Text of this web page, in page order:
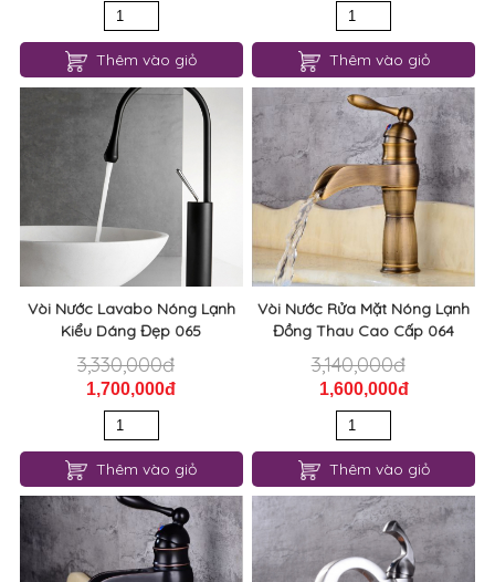
Vòi Rửa Lavabo Có Dây Rút
Cao Cấp 067
5,750,000đ
3,050,000đ
Thêm vào giỏ
Vòi Rửa Lavabo Có Dây Rút
Tiện Lợi 066
2,080,000đ
1,100,000đ
Thêm vào giỏ
Vòi Nước Lavabo Nóng Lạnh
Kiểu Dáng Đẹp 065
3,330,000đ
1,700,000đ
Vòi Nước Rửa Mặt Nóng Lạnh
Đồng Thau Cao Cấp 064
3,140,000đ
1,600,000đ